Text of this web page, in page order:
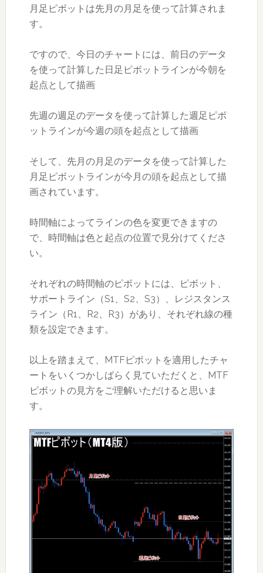
月足ピボットは先月の月足を使って計算されま
す。
ですので、今日のチャートには、前日のデータ
を使って計算した日足ピボットラインが今朝を
起点として描画
先週の週足のデータを使って計算した週足ピボ
ットラインが今週の頭を起点として描画
そして、先月の月足のデータを使って計算した
月足ピボットラインが今月の頭を起点として描
画されています。
時間軸によってラインの色を変更できますの
で、時間軸は色と起点の位置で見分けてくださ
い。
それぞれの時間軸のピボットには、ピボット、
サポートライン（S1、S2、S3）、レジスタンス
ライン（R1、R2、R3）があり、それぞれ線の種
類を設定できます。
以上を踏まえて、MTFピボットを適用したチャ
ートをいくつかしばらく見ていただくと、MTF
ピボットの見方をご理解いただけると思いま
す。